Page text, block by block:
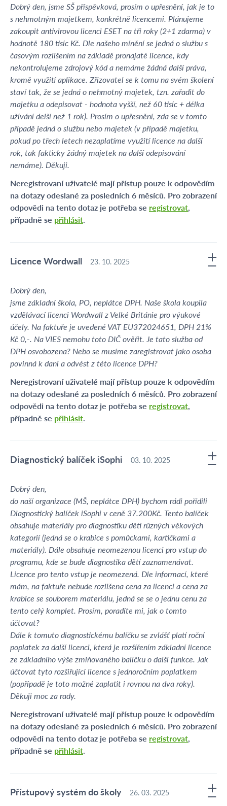
Dobrý den, jsme SŠ příspěvková, prosím o upřesnění, jak je to
s nehmotným majetkem, konkrétně licencemi. Plánujeme
zakoupit antivirovou licenci ESET na tři roky (2+1 zdarma) v
hodnotě 180 tisíc Kč. Dle našeho mínění se jedná o službu s
časovým rozlišením na základě pronajaté licence, kdy
nekontrolujeme zdrojový kód a nemáme žádná další práva,
kromě využití aplikace. Zřizovatel se k tomu na svém školení
staví tak, že se jedná o nehmotný majetek, tzn. zařadit do
majetku a odepisovat - hodnota vyšší, než 60 tisíc + délka
užívání delší než 1 rok). Prosím o upřesnění, zda se v tomto
případě jedná o službu nebo majetek (v případě majetku,
pokud po třech letech nezaplatíme využití licence na další
rok, tak fakticky žádný majetek na další odepisování
nemáme). Děkuji.
Neregistrovaní uživatelé mají přístup pouze k odpovědím
na dotazy odeslané za posledních 6 měsíců. Pro zobrazení
odpovědi na tento dotaz je potřeba se registrovat,
případně se přihlásit.
Licence Wordwall 23. 10. 2025
Dobrý den,
jsme základní škola, PO, neplátce DPH. Naše škola koupila
vzdělávací licenci Wordwall z Velké Británie pro výukové
účely. Na faktuře je uvedené VAT EU372024651, DPH 21%
Kč 0,-. Na VIES nemohu toto DIČ ověřit. Je tato služba od
DPH osvobozena? Nebo se musíme zaregistrovat jako osoba
povinná k dani a odvést z této licence DPH?
Neregistrovaní uživatelé mají přístup pouze k odpovědím
na dotazy odeslané za posledních 6 měsíců. Pro zobrazení
odpovědi na tento dotaz je potřeba se registrovat,
případně se přihlásit.
Diagnostický balíček iSophi 03. 10. 2025
Dobrý den,
do naší organizace (MŠ, neplátce DPH) bychom rádi pořídili
Diagnostický balíček iSophi v ceně 37.200Kč. Tento balíček
obsahuje materiály pro diagnostiku dětí různých věkových
kategorií (jedná se o krabice s pomůckami, kartičkami a
materiály). Dále obsahuje neomezenou licenci pro vstup do
programu, kde se bude diagnostika dětí zaznamenávat.
Licence pro tento vstup je neomezená. Dle informací, které
mám, na faktuře nebude rozlišena cena za licenci a cena za
krabice se souborem materiálu, jedná se se o jednu cenu za
tento celý komplet. Prosím, poradíte mi, jak o tomto
účtovat?
Dále k tomuto diagnostickému balíčku se zvlášť platí roční
poplatek za další licenci, která je rozšířením základní licence
ze základního výše zmiňovaného balíčku o další funkce. Jak
účtovat tyto rozšiřující licence s jednoročním poplatkem
(popřípadě je toto možné zaplatit i rovnou na dva roky).
Děkuji moc za rady.
Neregistrovaní uživatelé mají přístup pouze k odpovědím
na dotazy odeslané za posledních 6 měsíců. Pro zobrazení
odpovědi na tento dotaz je potřeba se registrovat,
případně se přihlásit.
Přístupový systém do školy 26. 03. 2025